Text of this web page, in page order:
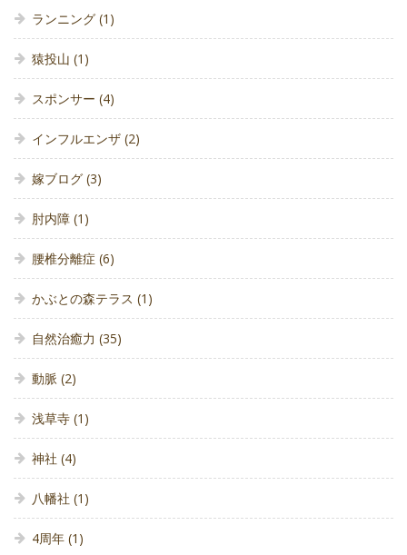
ランニング (1)
猿投山 (1)
スポンサー (4)
インフルエンザ (2)
嫁ブログ (3)
肘内障 (1)
腰椎分離症 (6)
かぶとの森テラス (1)
自然治癒力 (35)
動脈 (2)
浅草寺 (1)
神社 (4)
八幡社 (1)
4周年 (1)